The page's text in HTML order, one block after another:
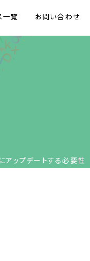
一覧 お問い合わせ
アップデートする必要性